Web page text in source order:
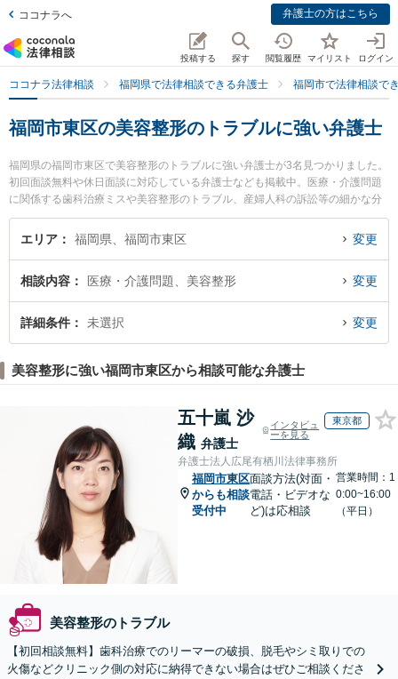
ココナラへ 弁護士の方はこちら
投稿する 探す 閲覧履歴 マイリスト ログイン
ココナラ法律相談 福岡県で法律相談できる弁護士 福岡市で法律相談で
福岡市東区の美容整形のトラブルに強い弁護士
福岡県の福岡市東区で美容整形のトラブルに強い弁護士が3名見つかりました。
初回面談無料や休日面談に対応している弁護士なども掲載中。医療・介護問題
に関係する歯科治療ミスや美容整形のトラブル、産婦人科の訴訟等の細かな分
野での絞り込み検索もでき便利です。特にIK法律事務所の石松 信行弁護士や箱
崎法律事務所の馬場 俊介弁護士、香椎照葉法律事務所の牟田口 裕史弁護士のプ
したい』『美容整形のトラブルのトラブル解決の実績豊富な近くの弁護士を検
索したい』『初回相談無料で美容整形のトラブルを法律相談できる福岡市東区
内の弁護士に相談予約したい』などでお困りの相談者さんにおすすめです。
エリア 福岡県、福岡市東区 変更
相談内容 医療・介護問題、美容整形 変更
詳細条件 未選択 変更
美容整形に強い福岡市東区から相談可能な弁護士
五十嵐 沙
織 弁護士
インタビュ
ーを見る
東京都
弁護士法人広尾有栖川法律事務所
福岡市東区
からも相談
受付中
面談方法(対面・
電話・ビデオな
ど)は応相談
営業時間：1
0:00~16:00
（平日）
美容整形のトラブル
【初回相談無料】歯科治療でのリーマーの破損、脱毛やシミ取りでの
火傷などクリニック側の対応に納得できない場合はぜひご相談くださ